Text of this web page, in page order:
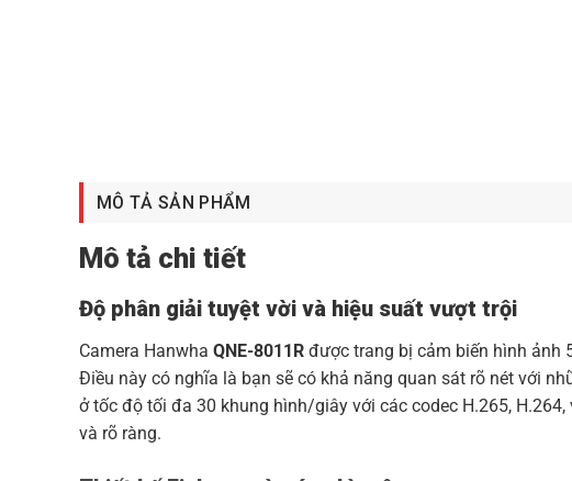
MÔ TẢ SẢN PHẨM
Mô tả chi tiết
Độ phân giải tuyệt vời và hiệu suất vượt trội
Camera HanwhaQNE-8011R được trang bị cảm biến hình ảnh
Điều này có nghĩa là bạn sẽ có khả năng quan sát rõ nét với
ở tốc độ tối đa 30 khung hình/giây với các codec H.265,
và rõ ràng.